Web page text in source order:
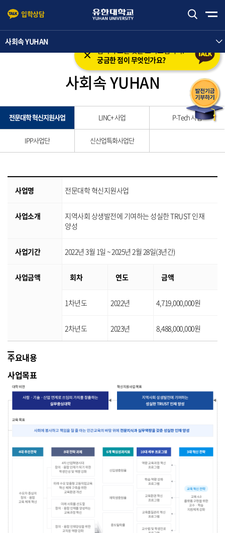
본문 바로가기 주메뉴 바로가기
입학상담
입학의 모든 것을 도와드립니다.
궁금한 점이 무엇인가요?
사회속 YUHAN
사회속 YUHAN
전문대학 혁신지원사업 LINC+ 사업 P-Tech 사업
IPP사업단 신산업특화사업단
사업명 전문대학 혁신지원사업
사업소개
지역사회 상생발전에 기여하는 성실한 TRUST 인재
양성
사업기간 2022년 3월 1일 ~ 2025년 2월 28일(3년간)
사업금액 회차 연도 금액
1차년도 2022년 4,719,000,000원
2차년도 2023년 8,488,000,000원
주요내용
사업목표